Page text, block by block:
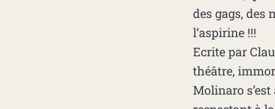
des gags, des
l’aspirine !!!
Ecrite par
théâtre,
Molinaro